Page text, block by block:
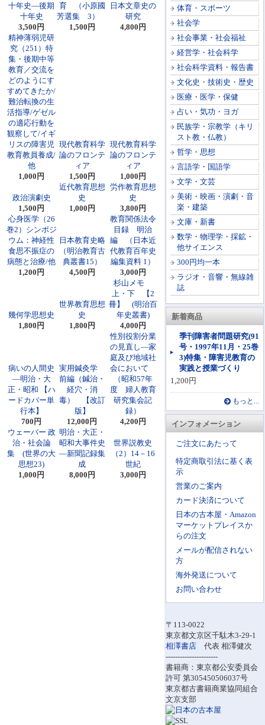
体育・スポーツ
社会学
社会事業・社会福祉
経営学・社会科学
社会科学資料・報告書
文化史・技術史・歴史
医療・医学・保健
占い・気功・ヨガ
民族学・宗教学（キリ
スト教・仏教）
哲学・思想
言語学・国語学
文学・文芸
美術・映画・演劇・音
楽・建築
文庫・新書
数学・物理学・採鉱・
他サイエンス
300円均一本
ラジオ・音響・無線雑
誌
新着商品
季刊障害者問題研究(91
号・1997年11月・25巻
3)特集・障害児教育の
実践と授業づくり
1,200円
もっと...
インフォメーション
ご注文にあたって
特定商取引法に基く表
示
営業のご案内
カード決済について
日本の古本屋・Amazon
マーケットプレイスか
らの注文
メールが配信されない
方
海外発送について
お問い合わせ
〒113-0022
東京都文京区千駄木3-29-1
相澤書店 代表 相澤健次
----------------------
書籍商：東京都公安委員会
許可 第305450506037号
東京都古書籍商業協同組合
文京支部
十年史―後期
十年史
3,500円
育 （小原國
芳選集 3）
1,500円
日本文章史の
研究
4,800円
精神薄弱児研
究（251）特
集・後期中等
教育／交流を
どのようにす
すめてきたか/
難治転換の生
活指導/ゲゼル
の適応行動を
観察して/イギ
リスの障害児
教育教員養成/
他
1,000円
現代教育科学
論のフロンテ
ィア
1,500円
現代教育科学
論のフロンテ
ィア
1,000円
政治演劇史
1,500円
近代教育思想
史
1,000円
労作教育思想
史
3,800円
心身医学（26
巻2）シンポジ
ウム：神経性
食思不振症の
病態と治療/他
1,200円
日本教育史略
（明治教育古
典叢書15）
4,500円
教育関係法令
目録 明治
編 （日本近
代教育百年史
編集資料 1）
3,000円
幾何学思想史
1,800円
世界教育思想
史
1,800円
杉山メモ
上・下 【2
冊】 (明治百
年史叢書)
4,000円
病いの人間史
―明治・大
正・昭和 【ハ
ードカバー単
行本】
700円
実用鍼灸学
前編（鍼治・
経穴・消
毒） 【改訂
版】
12,000円
性別役割分業
の見直し―家
庭及び地域社
会において
（昭和57年
度 婦人教育
研究集会記
録）
4,200円
ウェーバー 政
治・社会論
集 (世界の大
思想23)
1,000円
明治・大正・
昭和大事件史
―新聞記録集
成
8,000円
世界説教史
（2）14－16
世紀
3,000円